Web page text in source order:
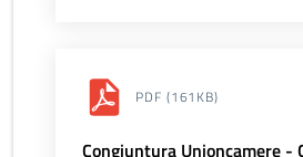
PDF (161KB)
Congiuntura Unioncamere -